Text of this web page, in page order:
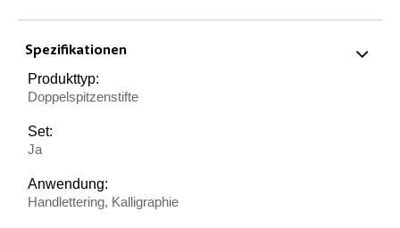
Spezifikationen
Produkttyp:
Doppelspitzenstifte
Set:
Ja
Anwendung:
Handlettering, Kalligraphie